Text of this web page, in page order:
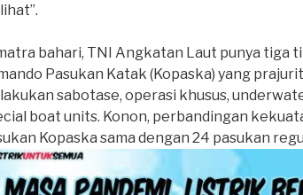
bahari, TNI Angkatan Laut punya tiga
Pasukan Katak (Kopaska) yang
sabotase, operasi khusus,
boat units. Konon, perbandingan
Kopaska sama dengan 24 pasukan